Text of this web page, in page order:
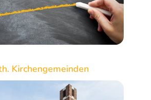
Kirchengemeinden